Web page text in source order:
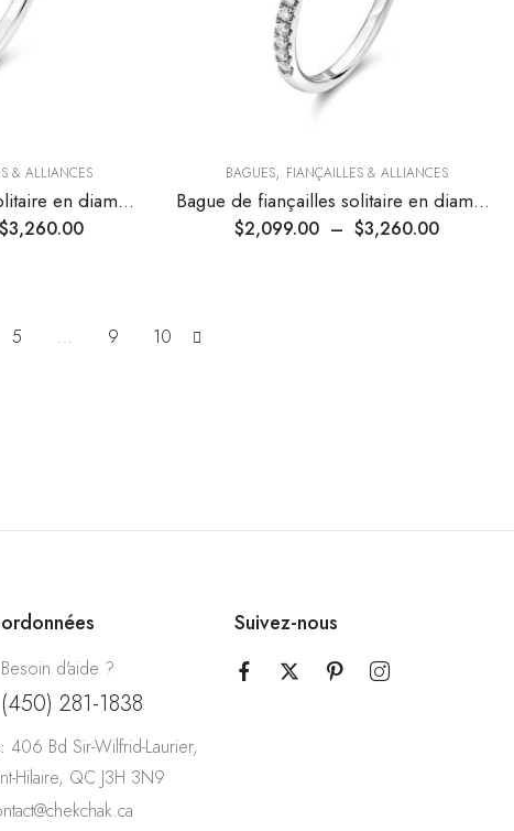
& ALLIANCES
Bague de fiançailles solitaire en diamant à pétales
$3,260.00
BAGUES, FIANÇAILLES & ALLIANCES
Bague de fiançailles solitaire en diamant torsadée
$2,099.00 – $3,260.00
5 … 9 10
Besoin d'aide ?
(450) 281-1838
406 Bd Sir-Wilfrid-Laurier,
Hilaire, QC J3H 3N9
Suivez-nous